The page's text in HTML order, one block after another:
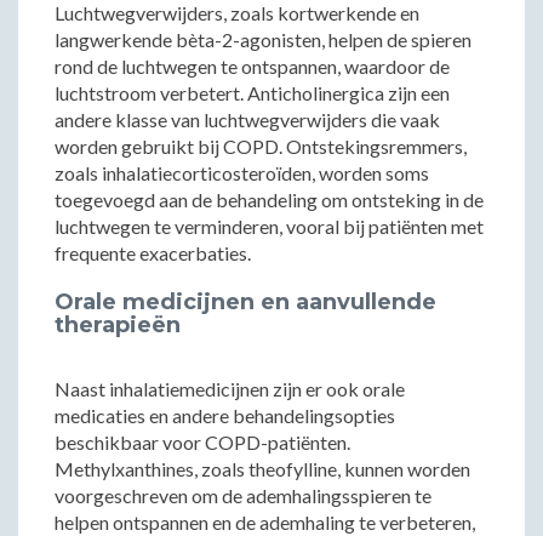
Luchtwegverwijders, zoals kortwerkende en
langwerkende bèta-2-agonisten, helpen de spieren
rond de luchtwegen te ontspannen, waardoor de
luchtstroom verbetert. Anticholinergica zijn een
andere klasse van luchtwegverwijders die vaak
worden gebruikt bij COPD. Ontstekingsremmers,
zoals inhalatiecorticosteroïden, worden soms
toegevoegd aan de behandeling om ontsteking in de
luchtwegen te verminderen, vooral bij patiënten met
frequente exacerbaties.
Orale medicijnen en aanvullende
therapieën
Naast inhalatiemedicijnen zijn er ook orale
medicaties en andere behandelingsopties
beschikbaar voor COPD-patiënten.
Methylxanthines, zoals theofylline, kunnen worden
voorgeschreven om de ademhalingsspieren te
helpen ontspannen en de ademhaling te verbeteren,